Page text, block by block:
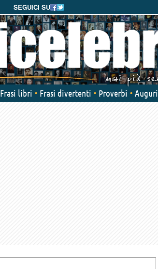
SEGUICI SU
Frasi libri Frasi divertenti Proverbi Auguri